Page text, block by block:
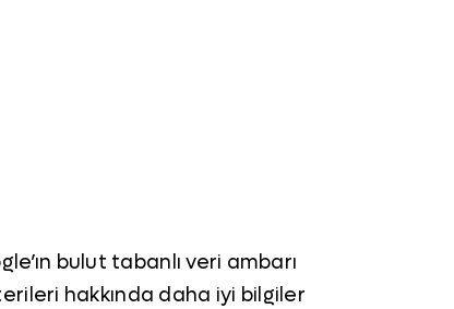
bulut tabanlı veri ambarı
hakkında daha iyi bilgiler